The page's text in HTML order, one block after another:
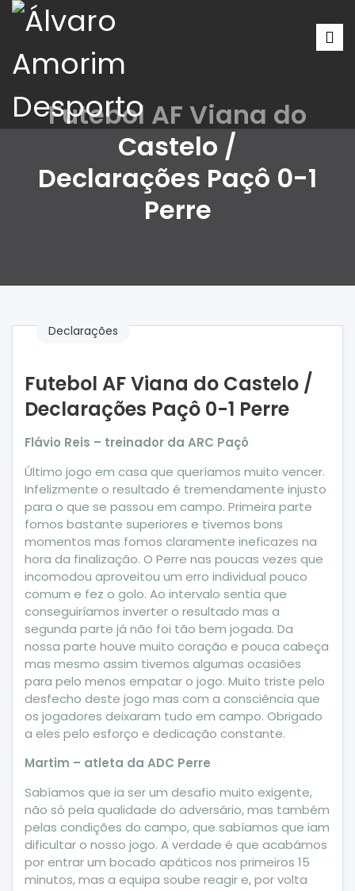
Futebol AF Viana do
Castelo /
Declarações Paçô 0-1
Perre
Declarações
Futebol AF Viana do Castelo /
Declarações Paçô 0-1 Perre
Flávio Reis – treinador da ARC Paçô
Último jogo em casa que queríamos muito vencer.
Infelizmente o resultado é tremendamente injusto
para o que se passou em campo. Primeira parte
fomos bastante superiores e tivemos bons
momentos mas fomos claramente ineficazes na
hora da finalização. O Perre nas poucas vezes que
incomodou aproveitou um erro individual pouco
comum e fez o golo. Ao intervalo sentia que
conseguiríamos inverter o resultado mas a
segunda parte já não foi tão bem jogada. Da
nossa parte houve muito coração e pouca cabeça
mas mesmo assim tivemos algumas ocasiões
para pelo menos empatar o jogo. Muito triste pelo
desfecho deste jogo mas com a consciência que
os jogadores deixaram tudo em campo. Obrigado
a eles pelo esforço e dedicação constante.
Martim – atleta da ADC Perre
Sabíamos que ia ser um desafio muito exigente,
não só pela qualidade do adversário, mas também
pelas condições do campo, que sabíamos que iam
dificultar o nosso jogo. A verdade é que acabámos
por entrar um bocado apáticos nos primeiros 15
minutos, mas a equipa soube reagir e, por volta